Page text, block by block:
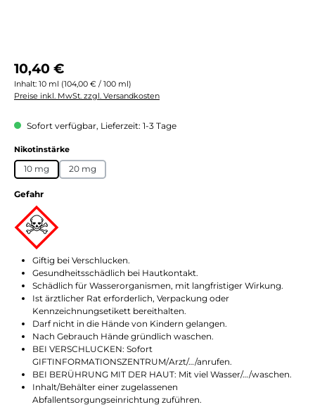
Regulärer Preis:
10,40 €
Inhalt: 10 ml (104,00 € / 100 ml)
Preise inkl. MwSt. zzgl. Versandkosten
Sofort verfügbar, Lieferzeit: 1-3 Tage
Nikotinstärkeauswählen
10 mg 20 mg
Gefahr
Giftig bei Verschlucken.
Gesundheitsschädlich bei Hautkontakt.
Schädlich für Wasserorganismen, mit langfristiger Wirkung.
Ist ärztlicher Rat erforderlich, Verpackung oder
Kennzeichnungsetikett bereithalten.
Darf nicht in die Hände von Kindern gelangen.
Nach Gebrauch Hände gründlich waschen.
BEI VERSCHLUCKEN: Sofort
GIFTINFORMATIONSZENTRUM/Arzt/…/anrufen.
BEI BERÜHRUNG MIT DER HAUT: Mit viel Wasser/…/waschen.
Inhalt/Behälter einer zugelassenen
Abfallentsorgungseinrichtung zuführen.